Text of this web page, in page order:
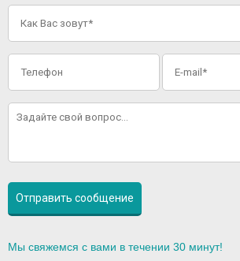
Мы свяжемся с вами в течении 30 минут!